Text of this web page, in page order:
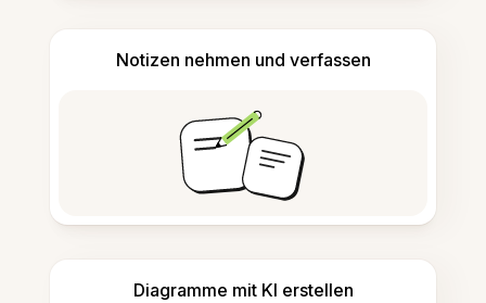
Notizen nehmen und verfassen
Diagramme mit KI erstellen